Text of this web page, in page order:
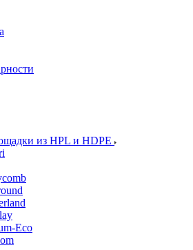
из HPL и HDPE
Eco